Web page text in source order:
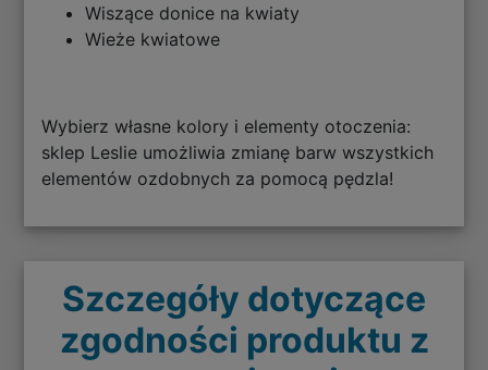
Wiszące donice na kwiaty
Wieże kwiatowe
Wybierz własne kolory i elementy otoczenia:
sklep Leslie umożliwia zmianę barw wszystkich
elementów ozdobnych za pomocą pędzla!
Szczegóły dotyczące
zgodności produktu z